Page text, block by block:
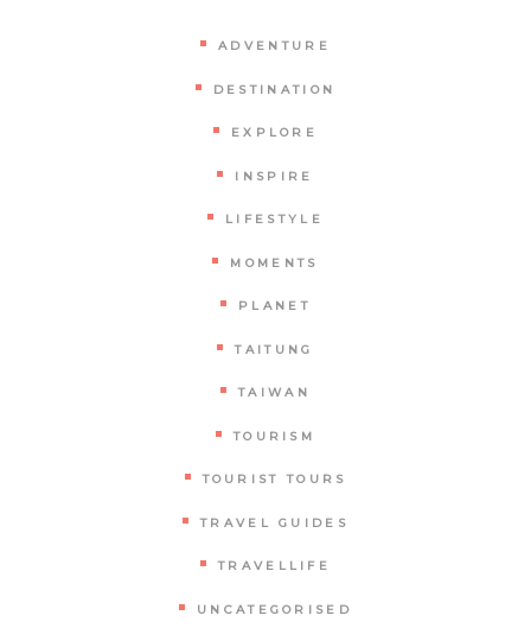
ADVENTURE
DESTINATION
EXPLORE
INSPIRE
LIFESTYLE
MOMENTS
PLANET
TAITUNG
TAIWAN
TOURISM
TOURIST TOURS
TRAVEL GUIDES
TRAVELLIFE
UNCATEGORISED